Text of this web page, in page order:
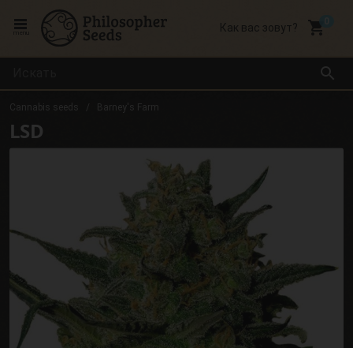
search
Как вас зовут? local_grocery_store
Cannabis seeds Barney's Farm
LSD